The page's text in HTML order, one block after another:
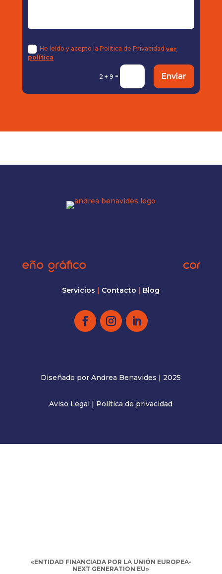
He leído y acepto la Política de Privacidadver
política
2 + 9 = Enviar
gráfico
Servicios | Contacto | Blog
Diseñado por Andrea Benavides | 2025
Aviso Legal | Política de privacidad
«ENTIDAD FINANCIADA POR LA UNIÓN EUROPEA-
NEXT GENERATION EU»